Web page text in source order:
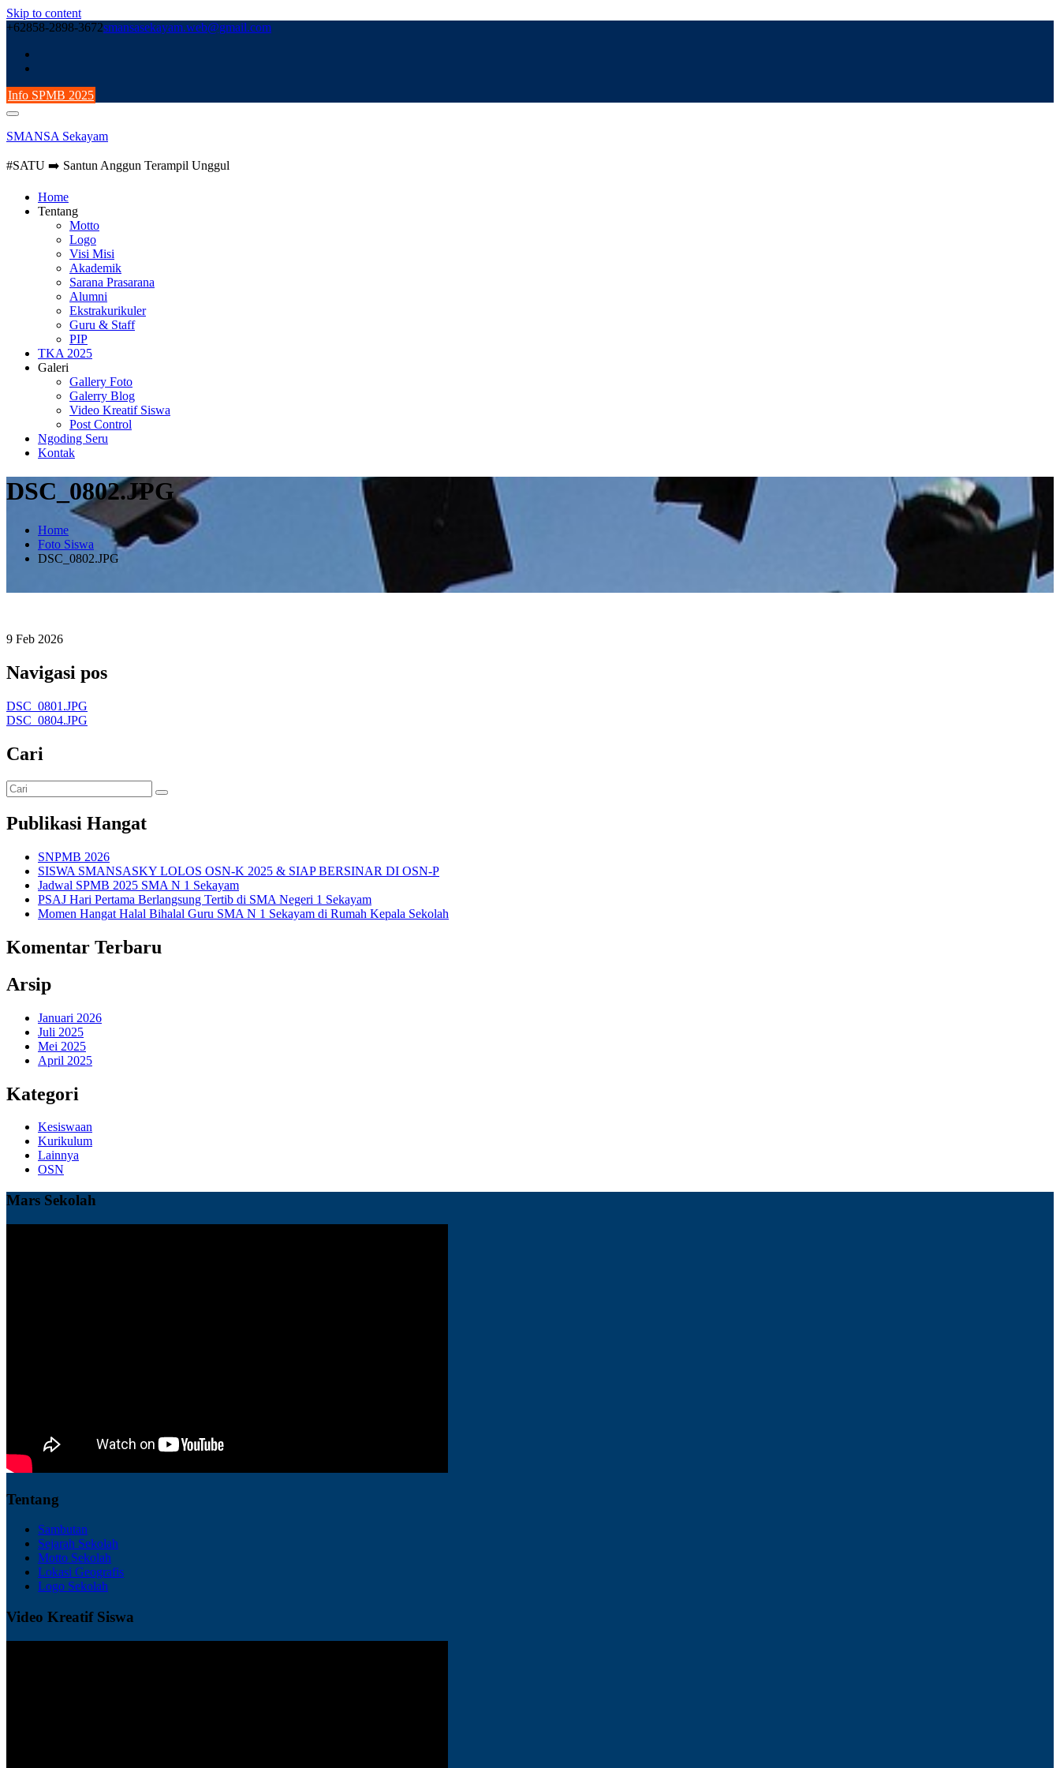
Skip to content
+62858-2898-3672smansasekayam.web@gmail.com
Info SPMB 2025
SMANSA Sekayam
#SATU ➡️ Santun Anggun Terampil Unggul
Home
Tentang
Motto
Logo
Visi Misi
Akademik
Sarana Prasarana
Alumni
Ekstrakurikuler
Guru & Staff
PIP
TKA 2025
Galeri
Gallery Foto
Galerry Blog
Video Kreatif Siswa
Post Control
Ngoding Seru
Kontak
DSC_0802.JPG
Home
Foto Siswa
DSC_0802.JPG
9 Feb 2026
Navigasi pos
DSC_0801.JPG
DSC_0804.JPG
Cari
Publikasi Hangat
SNPMB 2026
SISWA SMANSASKY LOLOS OSN-K 2025 & SIAP BERSINAR DI OSN-P
Jadwal SPMB 2025 SMA N 1 Sekayam
PSAJ Hari Pertama Berlangsung Tertib di SMA Negeri 1 Sekayam
Momen Hangat Halal Bihalal Guru SMA N 1 Sekayam di Rumah Kepala Sekolah
Komentar Terbaru
Arsip
Januari 2026
Juli 2025
Mei 2025
April 2025
Kategori
Kesiswaan
Kurikulum
Lainnya
OSN
Mars Sekolah
Tentang
Sambutan
Sejarah Sekolah
Motto Sekolah
Lokasi Geografis
Logo Sekolah
Video Kreatif Siswa